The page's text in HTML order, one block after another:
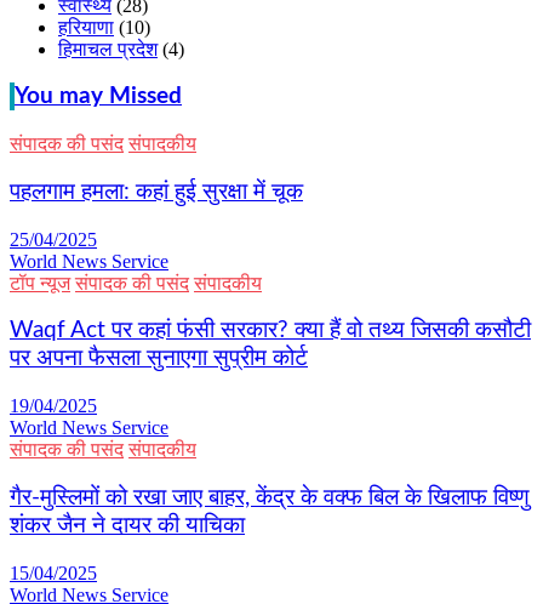
स्वास्थ्य (28)
हरियाणा (10)
हिमाचल प्रदेश(4)
You may Missed
संपादक की पसंद संपादकीय
पहलगाम हमला: कहां हुई सुरक्षा में चूक
25/04/2025
World News Service
टॉप न्यूज संपादक की पसंद संपादकीय
Waqf Act पर कहां फंसी सरकार? क्या हैं वो तथ्य जिसकी कसौटी
पर अपना फैसला सुनाएगा सुप्रीम कोर्ट
19/04/2025
World News Service
संपादक की पसंद संपादकीय
गैर-मुस्लिमों को रखा जाए बाहर, केंद्र के वक्फ बिल के खिलाफ विष्णु
शंकर जैन ने दायर की याचिका
15/04/2025
World News Service